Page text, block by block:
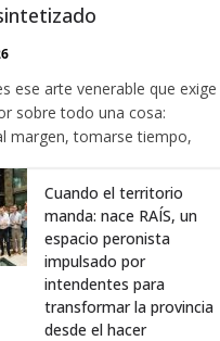
ese arte venerable que exige
sobre todo una cosa:
margen, tomarse tiempo,
Cuando el territorio
manda: nace RAÍS, un
espacio peronista
impulsado por
intendentes para
transformar la provincia
desde el hacer